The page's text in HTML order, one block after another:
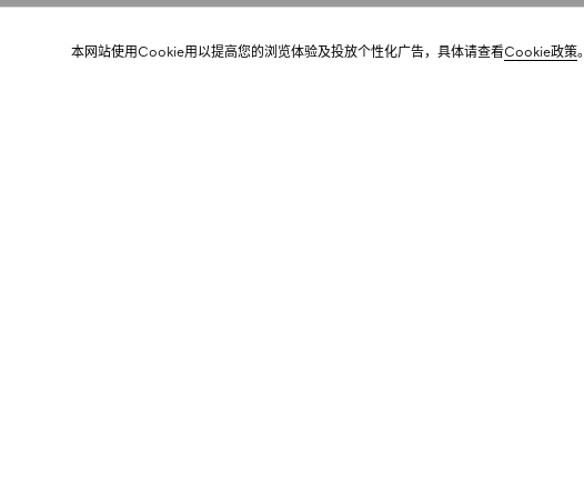
本网站使用Cookie用以提高您的浏览体验及投放个性化广告，具体请查看Cookie政策。